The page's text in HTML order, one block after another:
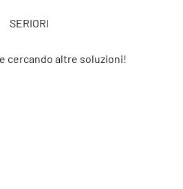
SERIORI
cercando altre soluzioni!